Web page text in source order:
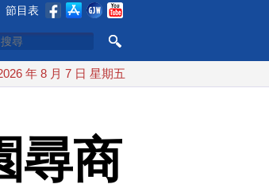
節目表
日可能登陸中國 台灣漢光首結合城鎮演習
年 8 月 7 日 星期五
尋商